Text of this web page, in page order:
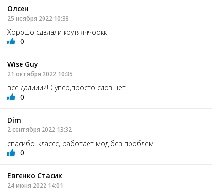
Олсен
25 ноября 2022 10:38
Хорошо сделали крутяяччоокк
0
Wise Guy
21 октября 2022 10:35
все далииии! Супер,просто слов нет
0
Dim
2 сентября 2022 13:32
спасибо. классс, работает мод без проблем!
0
Евгенко Стасик
24 июня 2022 14:01